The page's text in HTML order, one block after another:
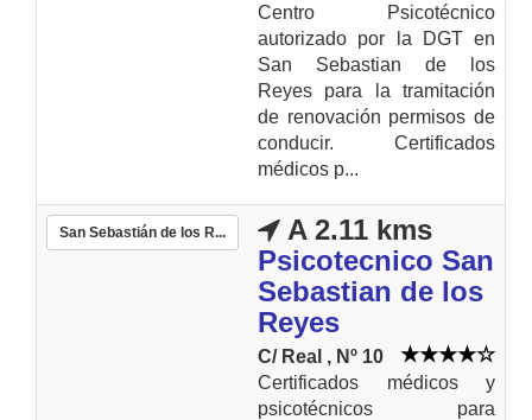
Centro Psicotécnico
autorizado por la DGT en
San Sebastian de los
Reyes para la tramitación
de renovación permisos de
conducir. Certificados
médicos p...
San Sebastián de los R...
A 2.11 kms
Psicotecnico San
Sebastian de los
Reyes
C/ Real , Nº 10
Certificados médicos y
psicotécnicos para